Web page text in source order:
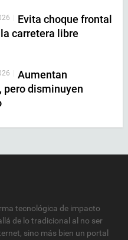
Evita choque frontal
carretera libre
Aumentan
pero disminuyen
tecnológica de impacto
de lo tradicional al no ser
sino más bien un portal